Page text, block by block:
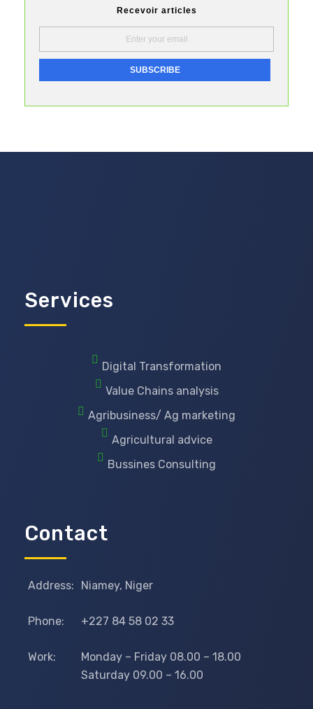
Recevoir articles
Services
Digital Transformation
Value Chains analysis
Agribusiness/ Ag marketing
Agricultural advice
Bussines Consulting
Contact
Address: Niamey, Niger
Phone: +227 84 58 02 33
Work:
Monday – Friday 08.00 – 18.00
Saturday 09.00 – 16.00